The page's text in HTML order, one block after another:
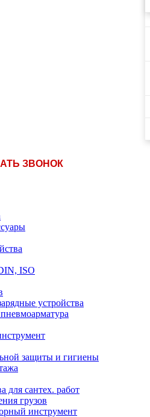
ЗВОНОК
ISO
устройства
защиты и гигиены
для сантех. работ
грузов
инструмент